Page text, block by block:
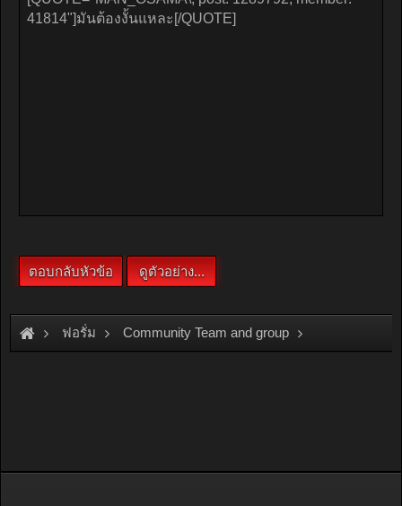
ฟอรั่ม Community Team and group